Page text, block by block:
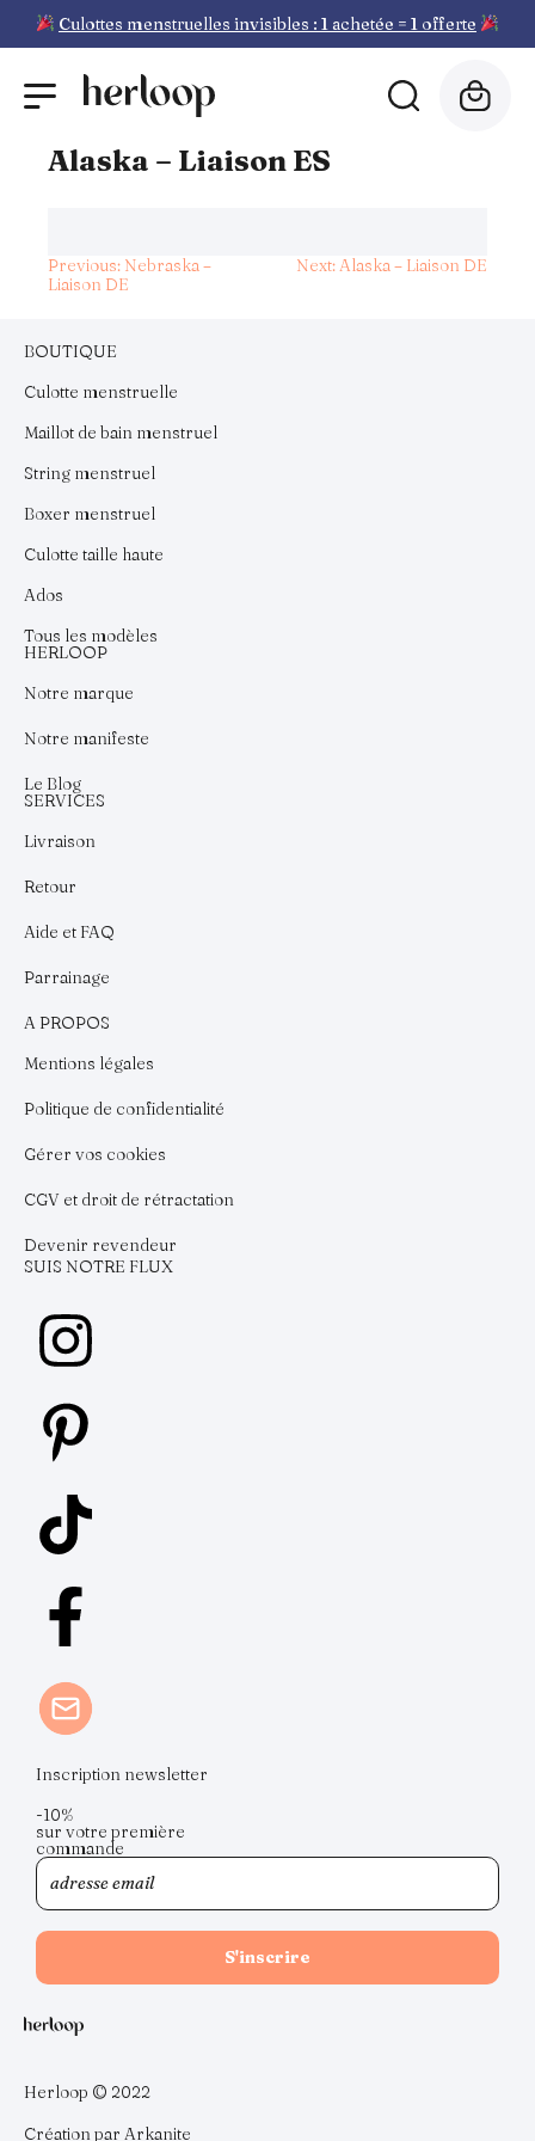
Culottes menstruelles invisibles : 1 achetée = 1 offerte
Alaska – Liaison ES
Previous: Nebraska –
Liaison DE
Next:Alaska – Liaison DE
BOUTIQUE
Culotte menstruelle
Maillot de bain menstruel
String menstruel
Boxer menstruel
Culotte taille haute
Ados
Tous les modèles
HERLOOP
Notre marque
Notre manifeste
Le Blog
SERVICES
Livraison
Retour
Aide et FAQ
Parrainage
A PROPOS
Mentions légales
Politique de confidentialité
Gérer vos cookies
CGV et droit de rétractation
Devenir revendeur
SUIS NOTRE FLUX
Inscription newsletter
-10%
sur votre première
commande
Herloop © 2022
Création par Arkanite